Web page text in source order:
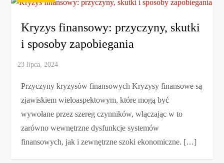
Kryzys finansowy: przyczyny, skutki
i sposoby zapobiegania
Przyczyny kryzysów finansowych Kryzysy finansowe są
zjawiskiem wieloaspektowym, które mogą być
wywołane przez szereg czynników, włączając w to
zarówno wewnętrzne dysfunkcje systemów
finansowych, jak i zewnętrzne szoki ekonomiczne. […]